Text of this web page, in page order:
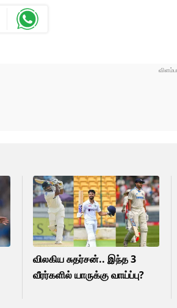
விலகிய சுதர்சன்.. இந்த 3
வீரர்களில் யாருக்கு வாய்ப்பு?